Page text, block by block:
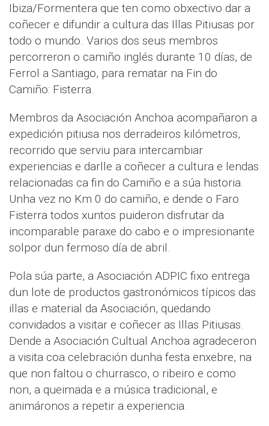
Ibiza/Formentera que ten como obxectivo dar a
coñecer e difundir a cultura das Illas Pitiusas por
todo o mundo. Varios dos seus membros
percorreron o camiño inglés durante 10 días, de
Ferrol a Santiago, para rematar na Fin do
Camiño: Fisterra.
Membros da Asociación Anchoa acompañaron a
expedición pitiusa nos derradeiros kilómetros,
recorrido que serviu para intercambiar
experiencias e darlle a coñecer a cultura e lendas
relacionadas ca fin do Camiño e a súa historia.
Unha vez no Km 0 do camiño, e dende o Faro
Fisterra todos xuntos puideron disfrutar da
incomparable paraxe do cabo e o impresionante
solpor dun fermoso día de abril.
Pola súa parte, a Asociación ADPIC fixo entrega
dun lote de productos gastronómicos típicos das
illas e material da Asociación, quedando
convidados a visitar e coñecer as Illas Pitiusas.
Dende a Asociación Cultual Anchoa agradeceron
a visita coa celebración dunha festa enxebre, na
que non faltou o churrasco, o ribeiro e como
non, a queimada e a música tradicional, e
animáronos a repetir a experiencia.